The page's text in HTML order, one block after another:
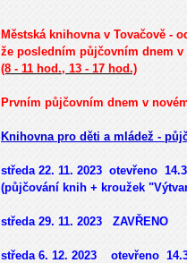
Městská knihovna v Tovačově -
že posledním půjčovním dnem v
(8 - 11 hod., 13 - 17 hod.)
Prvním půjčovním dnem v
Knihovna pro děti a mládež -
středa 22. 11. 2023 otevřeno
(půjčování knih + kroužek
středa 29. 11. 2023 ZAVŘENO
středa 6. 12. 2023 otevřeno